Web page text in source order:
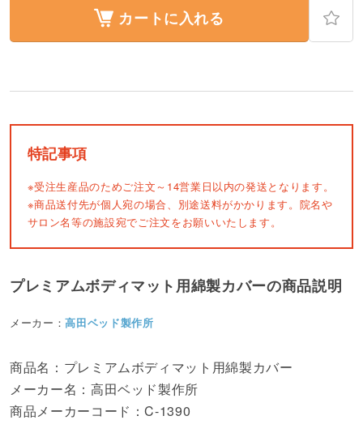
カートに入れる
特記事項
※受注生産品のためご注文～14営業日以内の発送となります。
※商品送付先が個人宛の場合、別途送料がかかります。院名や
サロン名等の施設宛でご注文をお願いいたします。
プレミアムボディマット用綿製カバーの商品説明
メーカー：高田ベッド製作所
商品名：プレミアムボディマット用綿製カバー
メーカー名：高田ベッド製作所
商品メーカーコード：C-1390